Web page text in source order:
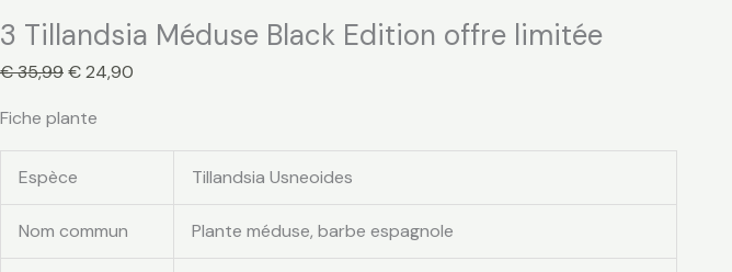
3 Tillandsia Méduse Black Edition offre limitée
€35,99€24,90
Fiche plante
Espèce Tillandsia Usneoides
Nom commun Plante méduse, barbe espagnole